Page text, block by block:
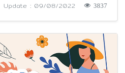
Update : 09/08/2022 3837